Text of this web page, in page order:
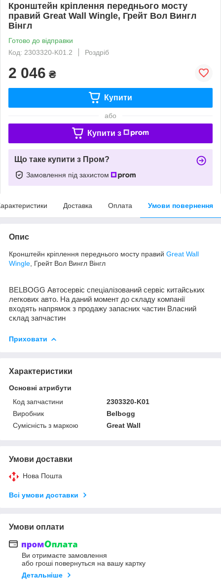
Кронштейн кріплення переднього мосту
правий Great Wall Wingle, Грейт Вол Вингл
Вінгл
Готово до відправки
Код: 2303320-K01.2
Роздріб
2 046 ₴
Купити
або
Купити з
Що таке купити з Пром?
Замовлення під захистом
Доставка Оплата Умови повернення
Опис
Кронштейн кріплення переднього мосту правий Great Wall
Wingle , Грейт Вол Вингл Вінгл
BELBOGG Автосервіс спеціалізований сервіс китайських
легкових авто. На даний момент до складу компанії
входять напрямок з продажу запасних частин Власний
склад запчастин
Приховати
Характеристики
Основні атрибути
Код запчастини
2303320-K01
Виробник
Belbogg
Сумісність з маркою
Great Wall
Умови доставки
Нова Пошта
Всі умови доставки
Умови оплати
Ви отримаєте замовлення
або гроші повернуться на вашу картку
Детальніше